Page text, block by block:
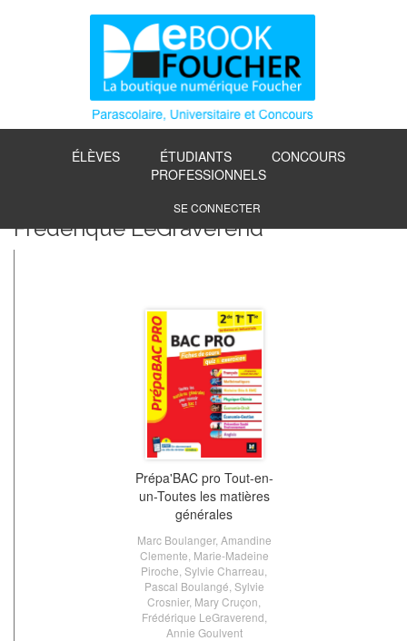
ÉLÈVES ÉTUDIANTS
CONCOURS
PROFESSIONNELS
SE CONNECTER
Frédérique LeGraverend
Prépa'BAC pro Tout-en-
un-Toutes les matières
générales
Marc Boulanger, Amandine
Clemente Marie-Madeine
Piroche Sylvie Charreau
Pascal Boulangé Sylvie
Crosnier, Mary Cruçon
Frédérique LeGraverend
Annie Goulvent